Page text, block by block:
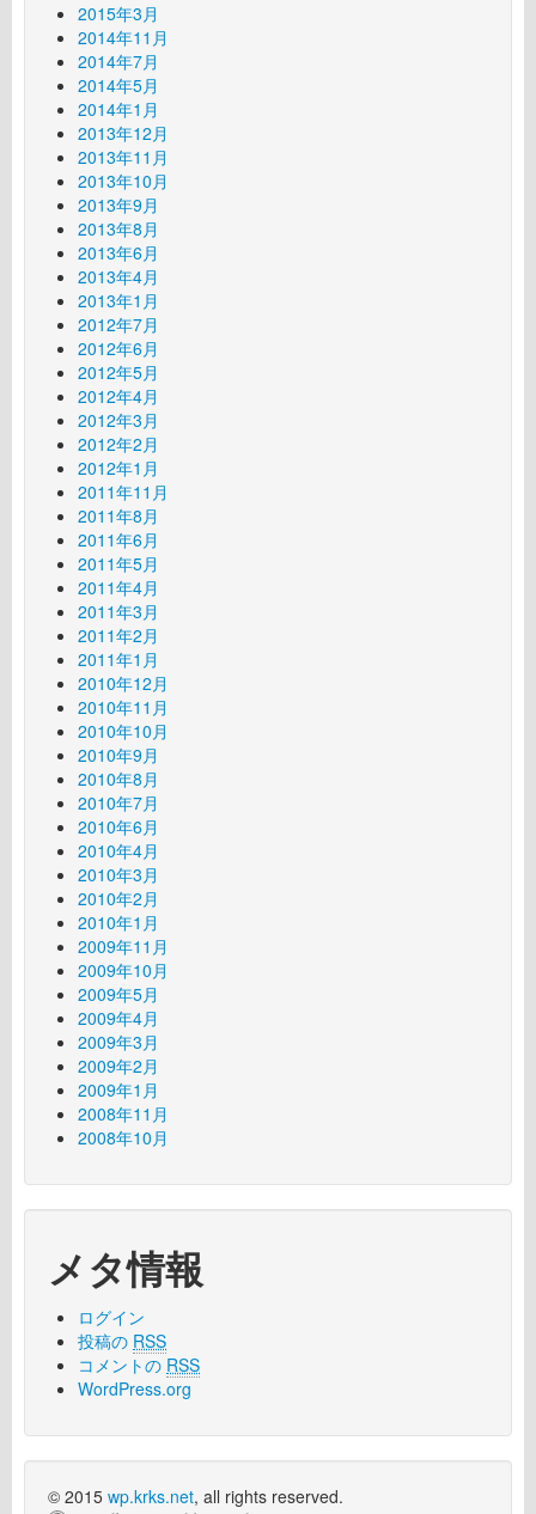
2015年3月
2014年11月
2014年7月
2014年5月
2014年1月
2013年12月
2013年11月
2013年10月
2013年9月
2013年8月
2013年6月
2013年4月
2013年1月
2012年7月
2012年6月
2012年5月
2012年4月
2012年3月
2012年2月
2012年1月
2011年11月
2011年8月
2011年6月
2011年5月
2011年4月
2011年3月
2011年2月
2011年1月
2010年12月
2010年11月
2010年10月
2010年9月
2010年8月
2010年7月
2010年6月
2010年4月
2010年3月
2010年2月
2010年1月
2009年11月
2009年10月
2009年5月
2009年4月
2009年3月
2009年2月
2009年1月
2008年11月
2008年10月
メタ情報
ログイン
投稿の RSS
コメントの RSS
WordPress.org
© 2015 wp.krks.net, all rights reserved.